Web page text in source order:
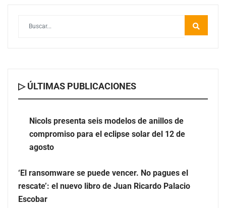
Nicols presenta seis modelos de anillos de compromiso
‘El ransomware se puede vencer. No pagues el rescate’:
el nuevo libro de Juan Ricardo Palacio Escobar
▷ ÚLTIMAS PUBLICACIONES
Nicols presenta seis modelos de anillos de
compromiso para el eclipse solar del 12 de
agosto
‘El ransomware se puede vencer. No pagues el
rescate’: el nuevo libro de Juan Ricardo Palacio
Escobar